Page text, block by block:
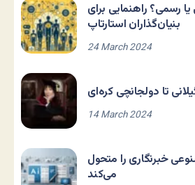
رسمی؟ راهنمایی برای
بنیان‌گذاران استارتاپ
24 March 2024
تا دولجانچی کره‌ای
14 March 2024
خبرنگاری را متحول
می‌کند